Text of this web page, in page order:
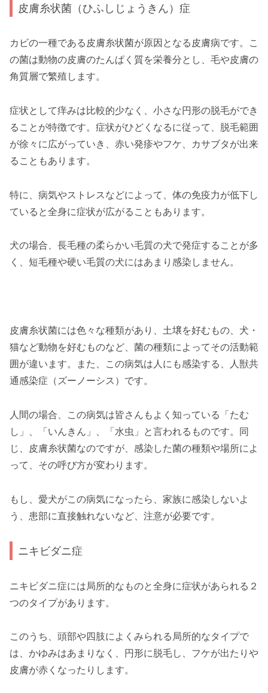
皮膚糸状菌（ひふしじょうきん）症
カビの一種である皮膚糸状菌が原因となる皮膚病です。こ
の菌は動物の皮膚のたんぱく質を栄養分とし、毛や皮膚の
角質層で繁殖します。
症状として痒みは比較的少なく、小さな円形の脱毛ができ
ることが特徴です。症状がひどくなるに従って、脱毛範囲
が徐々に広がっていき、赤い発疹やフケ、カサブタが出来
ることもあります。
特に、病気やストレスなどによって、体の免疫力が低下し
ていると全身に症状が広がることもあります。
犬の場合、長毛種の柔らかい毛質の犬で発症することが多
く、短毛種や硬い毛質の犬にはあまり感染しません。
皮膚糸状菌には色々な種類があり、土壌を好むもの、犬・
猫など動物を好むものなど、菌の種類によってその活動範
囲が違います。また、この病気は人にも感染する、人獣共
通感染症（ズーノーシス）です。
人間の場合、この病気は皆さんもよく知っている「たむ
し」、「いんきん」、「水虫」と言われるものです。同
じ、皮膚糸状菌なのですが、感染した菌の種類や場所によ
って、その呼び方が変わります。
もし、愛犬がこの病気になったら、家族に感染しないよ
う、患部に直接触れないなど、注意が必要です。
ニキビダニ症
ニキビダニ症には局所的なものと全身に症状があられる２
つのタイプがあります。
このうち、頭部や四肢によくみられる局所的なタイプで
は、かゆみはあまりなく、円形に脱毛し、フケが出たりや
皮膚が赤くなったりします。